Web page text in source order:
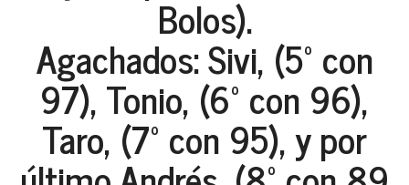
Bolos).
Agachados: Sivi, (5º con
97), Tonio, (6º con 96),
Taro, (7º con 95), y por